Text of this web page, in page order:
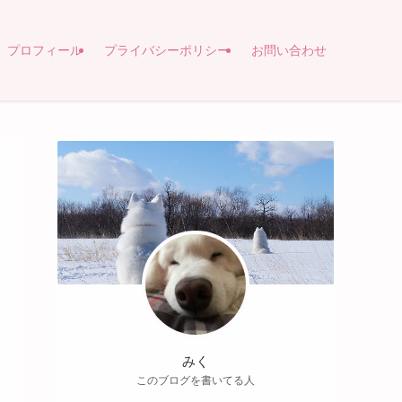
プロフィール プライバシーポリシー お問い合わせ
みく
このブログを書いてる人